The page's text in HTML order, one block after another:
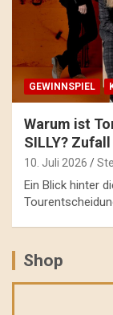
GEWINNSPIEL
Warum ist
SILLY?
10. Juli 2026
Ein Blick hinter
Shop